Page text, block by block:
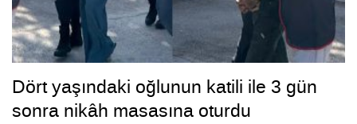
Dört yaşındaki oğlunun katili ile 3 gün
sonra nikâh masasına oturdu